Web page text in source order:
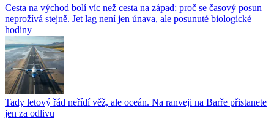
Cesta na východ bolí víc než cesta na západ: proč se časový posun
neprožívá stejně. Jet lag není jen únava, ale posunuté biologické
hodiny
Tady letový řád neřídí věž, ale oceán. Na ranveji na Barře přistanete
jen za odlivu